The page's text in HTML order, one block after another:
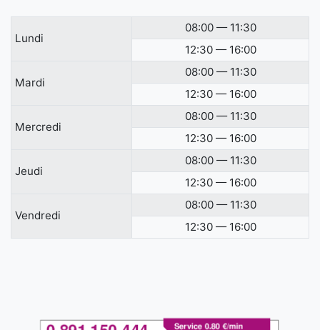
Lundi
08:00 — 11:30
12:30 — 16:00
Mardi
08:00 — 11:30
12:30 — 16:00
Mercredi
08:00 — 11:30
12:30 — 16:00
Jeudi
08:00 — 11:30
12:30 — 16:00
Vendredi
08:00 — 11:30
12:30 — 16:00